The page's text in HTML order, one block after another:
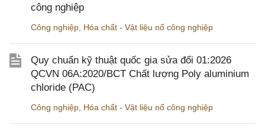
công nghiệp
Công nghiệp Hóa chất - Vật liệu nổ công nghiệp
Quy chuẩn kỹ thuật quốc gia sửa đổi 01:2026
QCVN 06A:2020/BCT Chất lượng Poly aluminium
chloride (PAC)
Công nghiệp Hóa chất - Vật liệu nổ công nghiệp